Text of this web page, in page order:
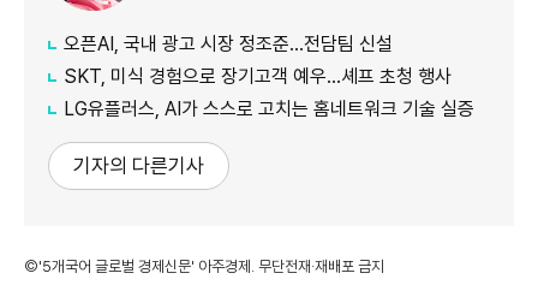
오픈AI, 국내 광고 시장 정조준…전담팀 신설
SKT, 미식 경험으로 장기고객 예우…셰프 초청 행사
LG유플러스, AI가 스스로 고치는 홈네트워크 기술 실증
기자의 다른기사
©'5개국어 글로벌 경제신문' 아주경제. 무단전재·재배포 금지